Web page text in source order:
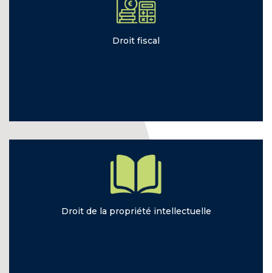
Droit fiscal
Droit de la propriété intellectuelle